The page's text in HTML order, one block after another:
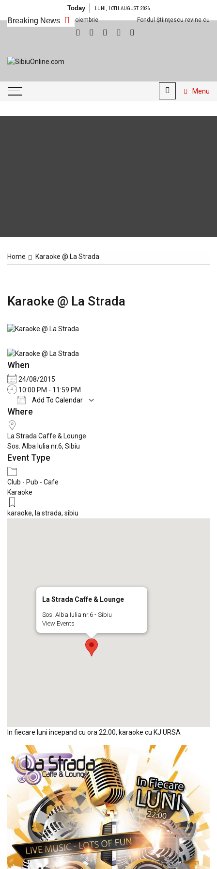
content
Today LUNI, 10TH AUGUST 2026
Breaking News
Sibiu din 1 noiembrie Fondul Științescu revine cu ediția a
Sibiu!!!
Menu
Home Karaoke @ La Strada
Karaoke @ La Strada
When
24/08/2015
10:00 PM - 11:59 PM
Add To Calendar
Download ICS
Where
La Strada Caffe & Lounge
Sos. Alba Iulia nr.6, Sibiu
Event Type
Club - Pub - Cafe
Karaoke
karaoke, la strada, sibiu
La Strada Caffe & Lounge
Sos. Alba Iulia nr.6 - Sibiu
View Events
In fiecare luni incepand cu ora 22:00, karaoke cu KJ URSA